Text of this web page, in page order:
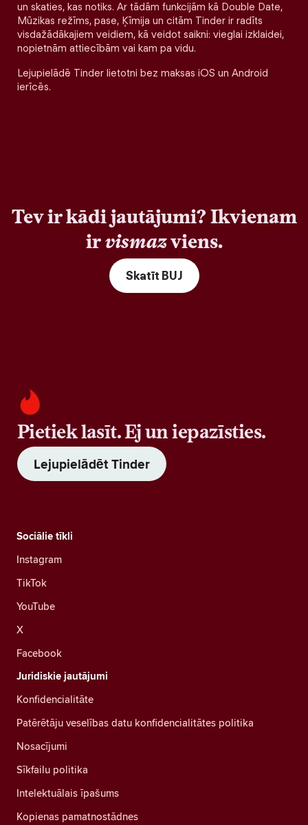
un skaties, kas notiks. Ar tādām funkcijām kā Double Date,
Mūzikas režīms, pase, Ķīmija un citām Tinder ir radīts
visdažādākajiem veidiem, kā veidot saikni: vieglai izklaidei,
nopietnām attiecībām vai kam pa vidu.
Lejupielādē Tinder lietotni bez maksas iOS un Android
ierīcēs.
Tev ir kādi jautājumi? Ikvienam
irvismazviens.
Skatīt BUJ
Pietiek lasīt. Ej un iepazīsties.
Lejupielādēt Tinder
Sociālie tīkli
Instagram
TikTok
YouTube
X
Facebook
Juridiskie jautājumi
Konfidencialitāte
Patērētāju veselības datu konfidencialitātes politika
Nosacījumi
Sīkfailu politika
Intelektuālais īpašums
Kopienas pamatnostādnes